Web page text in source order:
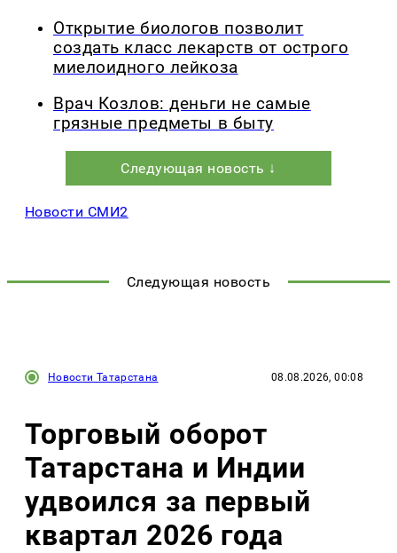
Открытие биологов позволит
создать класс лекарств от острого
миелоидного лейкоза
Врач Козлов: деньги не самые
грязные предметы в быту
Следующая новость ↓
Новости СМИ2
Следующая новость
Новости Татарстана 08.08.2026, 00:08
Торговый оборот
Татарстана и Индии
удвоился за первый
квартал 2026 года